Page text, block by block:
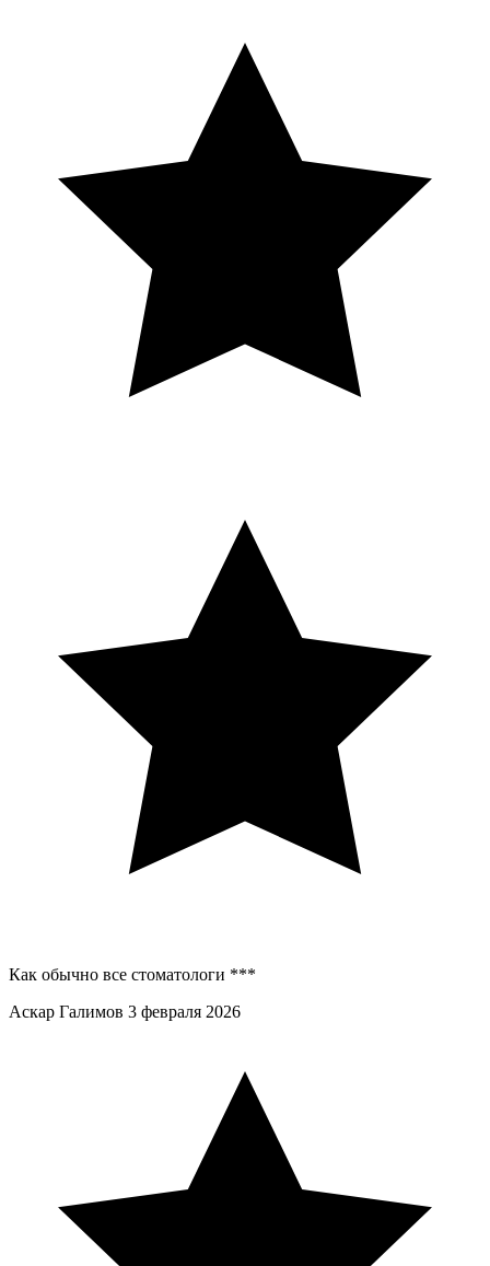
Как обычно все стоматологи ***
Аскар Галимов 3 февраля 2026